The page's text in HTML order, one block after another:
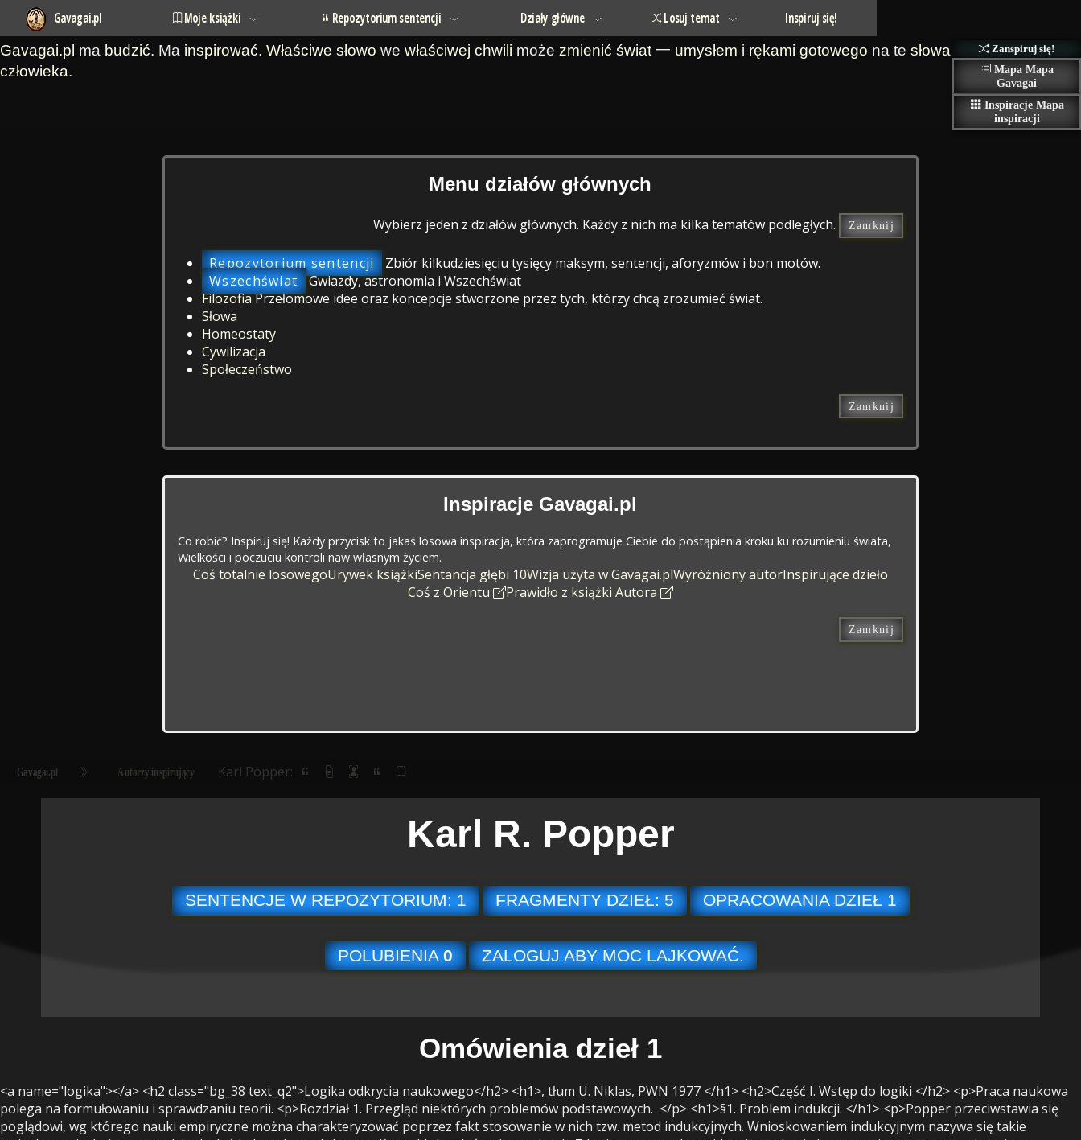
Gavagai.pl Moje książki Repozytorium sentencji Działy główne Losuj temat Inspiruj się!
Gavagai.pl ma budzić. Ma inspirować. Właściwe słowo we właściwej chwili może zmienić świat 一 umysłem i rękami gotowego na te słowa
człowieka.
Zanspiruj się!
Mapa Mapa
Gavagai
Inspiracje Mapa
inspiracji
Menu działów głównych
Wybierz jeden z działów głównych. Każdy z nich ma kilka tematów podległych. Zamknij
Repozytorium sentencji
Zbiór kilkudziesięciu tysięcy maksym, sentencji, aforyzmów i bon motów.
Wszechświat Gwiazdy, astronomia i Wszechświat
FilozofiaPrzełomowe idee oraz koncepcje stworzone przez tych, którzy chcą zrozumieć świat.
Słowa
Homeostaty
Cywilizacja
Społeczeństwo
Zamknij
Inspiracje Gavagai.pl
Co robić? Inspiruj się! Każdy przycisk to jakaś losowa inspiracja, która zaprogramuje Ciebie do postąpienia kroku ku rozumieniu świata,
Wielkości i poczuciu kontroli naw własnym życiem.
Coś totalnie losowegoUrywek książkiSentancja głębi 10Wizja użyta w Gavagai.plWyróżniony autorInspirujące dzieło
Coś z Orientu
Prawidło z książki Autora
Zamknij
Gavagai.pl Autorzy inspirujący Karl Popper:
Karl R. Popper
SENTENCJE W REPOZYTORIUM: 1 FRAGMENTY DZIEŁ: 5 OPRACOWANIA DZIEŁ 1
POLUBIENIA 0 ZALOGUJ ABY MOC LAJKOWAĆ.
Omówienia dzieł 1
<a name="logika"></a> <h2 class="bg_38 text_q2">Logika odkrycia naukowego</h2> <h1>, tłum U. Niklas, PWN 1977 </h1> <h2>Część I. Wstęp do logiki </h2> <p>Praca naukowa polega na formułowaniu i sprawdzaniu teorii. <p>Rozdział 1. Przegląd niektórych problemów podstawowych. </p> <h1>§1. Problem indukcji. </h1> <p>Popper przeciwstawia się poglądowi, wg którego nauki empiryczne można charakteryzować poprzez fakt stosowanie w nich tzw. metod indukcyjnych. Wnioskowaniem indukcyjnym nazywa się takie wnioskowanie, które prowadzi od zdań jednostkowych (szczegółowych) do zdań uniwersalnych. Z logicznego punktu widzenia wcale nie jest oczywiste, czy uprawnione jest wnioskowanie wiodące od zdań jednostkowych, niezależnie od ich liczby, do zdań uniwersalnych; każdy wniosek na tej drodze osiągnięty zawsze okazać się może fałszywy, niezależnie od liczby rozpatrywanych zdań jednostkowych. Zasada indukcji nie może być prawdą czysto logiczna, jaką jest tautologia lub zdanie analityczne – musi być zatem zdaniem syntetycznym, czyli zdaniem, którego negacja nie jest wewnętrznie sprzeczna. Zasada indukcji łatwo może doprowadzić do sprzeczności. Wg jej zwolenników musiałaby być zdaniem uniwersalnym, którego prawdziwość dana jest z doświadczenia – aby ja uprawomocnić należałoby posłużyć się wnioskowaniami indukcyjnymi, a dla – uprawomocnienia tych wnioskowań należałoby założyć zasadę indukcji wyższego rzędu itd., co prowadzi do <i>regressus ad infinitum. </i>Trudności to są zdaniem Poppera nie do przezwyciężenia. Metoda indukcyjna może osiągnąć pewien stopień prawdopodobieństwa, jest zatem wnioskowaniem probabilistycznym (wg Poppera logika wnioskowań probabilistycznych,, jak każda inna postać logiki indukcyjnej prowadzi albo do <i>regressus ad infinitum, </i>albo do doktryny aprioryzmu). W opozycji do logiki indukcyjnej stoi teoria dedukcyjnej metody sprawdzania, wg której hipotezę sprawdzić można jedynie empirycznie i to wyłącznie po jej sformułowaniu. Wcześniej jednak należy odróżnić psychologie wiedzy, traktującą o faktach empirycznych, od logiki wiedzy, która zajmuje się jedynie relacjami logicznymi. </p> <p>§2 Eliminacja psychologizmu. </p> <p>Akt powzięcia pomysły czy wymyślenia teorii nie wymaga analizy logicznej, ani się takiej analizie poddaje. Analiza logiczna nie zajmuje się pytaniami o fakty, ale wyłącznie pytaniami dotyczącymi prawomocności lub ważności. Zadanie logiki wiedzy -w przeciwieństwie do psychologii wiedzy -polega jedynie na badaniu metod stosowanych w trakcie systematycznego sprawdzania, jakiemu poddać trzeba każda nowa koncepcje. Wg Poppera nie istnieje nic takiego jak logiczna metoda wpadania na nowe pomysły lub logiczna rekonstrukcja tego procesu; każde odkrycie kryje element irracjonalny. </p> <p>§3. Dedukcyjne sprawdzanie teorii. </p> <p>Z nowej koncepcje, wysuniętej prowizorycznie, która nie jest jeszcze w żaden sposób uprawomocniona, wyciąga się wnioski droga logicznej, dedukcji. Wnioski to porównuje się następnie miedzy sobą, by stwierdzić, jakie związki logiczne miedzy nimi zachodzą. Wyróżnić można cztery drogi, jakimi przebiega sprawdzanie teorii: <br> 1. Wzajemne logiczne porównywanie wniosków, dzięki czemu sprawdza się wewnętrzna spójność systemu-,<br> 2. badanie logicznej formy teorii, że zwróceniem uwagi na stwierdzenie, czy teoria ma charakter empiryczny (naukowy), czy tez jest tautologiczna; <br> 3. porównywanie jej z innymi teoriami w celu ustalenia, czy teoria, o ile przetrwa rozmaite testy, stanowić będzie krok naprzód w dziedzinie nauki; <br> 4. sprawdzanie przez zastosowanie wniosków, które można z niej wyprowadzić; jeżeli wnioski okazały się możliwe do przyjęcia, czyli zostały zweryfikowane, wówczas czasowo teoria przetrwała test: nie ma powodu by ja odrzucić; gdy wniosków nie można przyjąć, gdy zostały sfalsyfikowane, fałszywa jest również cała teoria; </p> <p>Z teorii dedukuje się pewne zdania jednostkowe (przewidywania) za pomocą uprzednio przyjętych zdań. Spośród owych zdań wybiera się takie, których nie można wywieść z teorii obiegowej, a zwłaszcza te, które są z ta, teorią sprzeczne. Następnie podejmuje się decyzje co do tych wydedukowanych zdań, porównując je z wynikami zastosowań praktycznych i eksperymentów. Jeżeli jednostkowe wnioski okazały się możliwe do przyjęcia, czyli zostały zweryfikowane, wówczas teoria czasowo przetrwała test. Jeśli wnioski zostały sfalsyfikowane, falsyfikacja wniosków falsyfikuje również teorie, z której zostały one logicznie wyprowadzone. Decyzja pozytywna dostarcza teorii poparcia jedynie czasowego – teoria zostaje tu potwierdzona (zkorroborowana – <i>corroborated) – </i>każda późniejsza decyzja negatywna może ja obalić. </p> <p>§4. Problem demarkacji. </p> <p>Odrzucając metody indukcji powstaje zarzut, że pozbawia się nauki empiryczne tego, co najważniejsze, znosząc przez to bariery oddzielające naukę od spekulacji metafizycznej. Zdaniem Poppera metoda indukcyjna nie dostarcza dogodnego kryterium demarkacji. </p> <p>§5. Doświadczenie jako metoda. </p> <p>Empiryczny system teoretyczny musi spełniać trzy warunki: <br> 1. musi być syntetyczny, aby mógł reprezentować niesprzeczny, możliwy świat; <br> 2. musi spełniać kryterium demarkacji, nie może być metafizyczny, musi reprezentować świat możliwego doświadczenia; <br> 3. musi być systemem w pewien sposób wyróżnionym spośród innych jako system reprezentujący nasz świat możliwego doświadczenia; System ten wyróżnia fakt, iż poddany został sprawdzaniu (metodą dedukcyjną) i z prób tych wyszedł zwycięsko. Doświadczenie zatem okazuje się metodą dystynktywną, pozwalającą wyróżnić pewien teoretyczny system spośród innych. </p> <p>§6. Falsyfikowalność jako kryterium demarkacji. </p> <p>Wg logiki indukcyjnej prawdziwość oraz fałszywość wszystkich zdań nauki empirycznej powinna być ostatecznie rozstrzygalna: powinno być możliwe zarówno ich zweryfikowanie, jak tez sfalsyfikowanie. Zdaniem Poppera nie ma czegoś takiego jak indukcja, zatem teorie nigdy nie są weryfikowane empirycznie. Tylko wówczas traktuje on pewien system jako empiryczny lub naukowy, gdy poddane się on sprawdzeniu w doświadczeniu. Za kryterium demarkacji więc należy przyjąć nie weryfikowalność; lecz falsyfikowalność systemu. System musi mieć taką formę logiczną, aby testy pozwalały na decyzję w sensie negatywnym: musi być możliwe obalenie empirycznego systemu przez doświadczenie. Propozycja to opiera się na asymetrii pomiędzy weryfikowalnością a falsyfikowalnością, na asymetrii biorącej się, z logicznej formy zdań uniwersalnych. Nie są one bowiem nigdy wyprowadzalne ze zdań jednostkowych, ale mogą stać z nimi w sprzeczności. W konsekwencji można drogą wnioskowań czysto dedukcyjnych <i>(modus tollens) </i>wnosić o fałszywości zdań uniwersalnych na podstawie prawdziwości zdań jednostkowych. Sposobem uniknięcia falsyfikacji może być wprowadzenie <i>ad hoc </i>jakiejś hipotezy; Popper to sposoby jednak wyklucza. </p> <p>§7. Problem „bazy empirycznej”.</p> <p> Aby falsyfikowalność nadawała się na kryterium demarkacji musimy dysponować zdaniami, które mogą posłużyć jako przesłanki we wnioskowaniach falsyfikujących. Są to zdania bazowe (stwierdzające fakt jednostkowy). Związek pomiędzy doznaniami zmysłowymi a zdaniami bazowymi polega na traktowaniu owych doznań jako źródła pewnego typu uzasadnienia dla zdań bazowych. Wg Poppera zdania mogą być logicznie uzasadniane jedynie przez zdania. Odróżnić tutaj należy z jednej strony doznania subiektywne czy uczucia przekonania, które nigdy nie dostarczają uzasadnienia dla zdań, z drugiej strony obiektywne relacje logiczne zachodzące między różnymi systemami twierdzeń naukowych. </p> <p>§8. Obiektywizm naukowy a przekonanie subiektywne. </p> <p>Uzasadnienie jest obiektywne, jeżeli w zasadzie każdy może je sprawdzić i zrozumieć. Zdaniem Poppera teorie naukowe nigdy nie dają się uzasadnić lub zweryfikować w pełni, są jednak sprawdzalne. Obiektywizm twierdzeń naukowych tkwi w fakcie, że podlegają one sprawdzeniu intersubiektywnemu. Jeżeli pozostaniemy wierni żądaniu obiektywizmu twierdzeń naukowych, wówczas zdania należące do empirycznej bazy nauki, musza również być obiektywne, czyli sprawdzalne intersubiektywnie. Jednakże sprawdzalność intersubiektywna implikuje zawsze, że ze zdań, które mają być poddane sprawdzeniu, wydedukować można inne zdania sprawdzalne. Zatem jefi Mania bazowe mają być z kolei same intersubiektywnie sprawdzalne, wówczas nie może być w nauce zdań ostatecznych: nie może być w nauce Man, których w zasadzie nie można odrzucić w drodze falsyfikacji. Powstaje przypuszczenie, że pogląd ten prowadzi do <i>regressus ad infinitum. </i>Tak jednak me jest, gdyż dedukcyjna metoda sprawdzania nie pozwala uznać ltib uzasadnić twierdzeń właśnie sprawdzanych. Sprawdzanie jednak nie może trwać wiecznie. </p> <h2 >Rozdział II. Problemy teorii metody naukowej. </h2> <p>§9. Dlaczego rozstrzygnięcia metodologiczne są niezbędne. </p> <p>Faktem jest, że żadna teoria nie zostanie obalona definitywnie, gdyż zawsze można powiedzieć, że %vyniki eksperymentu nie budzą zaufania. Charakteryzując nauki empiryczne jedynie poprzez formalną lub logiczną strukturą twierdzeń, nie zdołamy wykluczyć z nich metafizyki. Należy je charakteryzować poprzez ich metody. </p> <p>§10. Naturalistyczne podejście do teorii metody. </p> <p>Pogląd pozytywistów, wg którego metodologia jest nauką empiryczną – badaniem faktycznych zachowań naukowych lub faktycznych procedur stosowanych w nauce – można nazwać naturalistycznym. Popper pogląd ten odrzuca jako bezkrytyczny. Jego zwolennicy nie umieją dostrzec, że tam, gdzie jak im się wydaje, odkryli jakiś fakt, zaproponowali jed